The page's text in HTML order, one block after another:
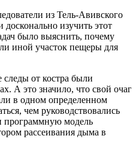
из Тель-Авивского
изучить этот
было выяснить, почему
иной участок пещеры для
от костра были
А это значило, что свой очаг
в одном определенном
чем руководствовались
программную модель
рассеивания дыма в